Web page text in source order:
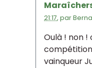
21:17, par
Oulà ! non !
vainqueur